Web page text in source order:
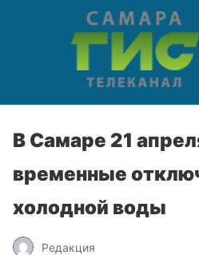
В Самаре 21
временные
холодной воды
Редакция